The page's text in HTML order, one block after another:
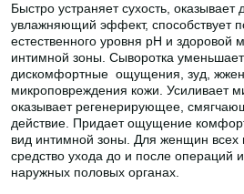
Быстро устраняет сухость, оказывает
увлажняющий эффект, способствует
естественного уровня рН и здоровой
интимной зоны. Сыворотка уменьшает
дискомфортные ощущения, зуд,
микроповреждения кожи. Усиливает
оказывает регенерирующее,
действие. Придает ощущение
вид интимной зоны. Для женщин всех
средство ухода до и после операций
наружных половых органах.